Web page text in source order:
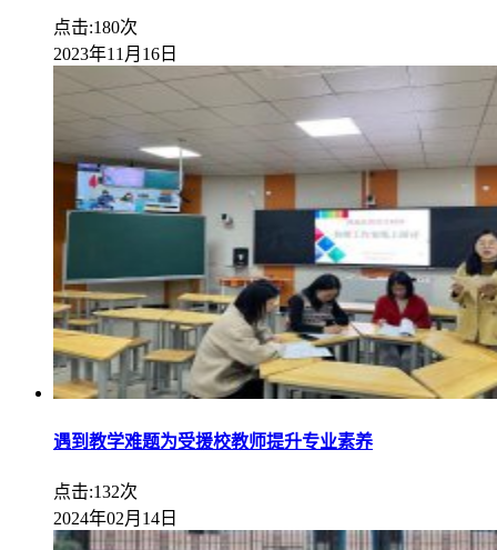
点击:180次
2023年11月16日
遇到教学难题为受援校教师提升专业素养
点击:132次
2024年02月14日